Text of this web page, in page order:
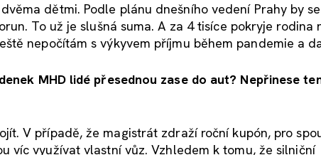
dětmi. Podle plánu dnešního vedení Prahy by
To už je slušná suma. A za 4 tisíce pokryje rodina
nepočítám s výkyvem příjmu během pandemie a
MHD lidé přesednou zase do aut? Nepřinese
V případě, že magistrát zdraží roční kupón, pro
víc využívat vlastní vůz. Vzhledem k tomu, že silniční